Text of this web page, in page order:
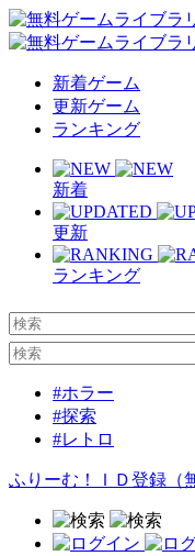
新着ゲーム
更新ゲーム
ランキング
新着
更新
ランキング
#ホラー
#探索
#レトロ
ふりーむ！ＩＤ登録（